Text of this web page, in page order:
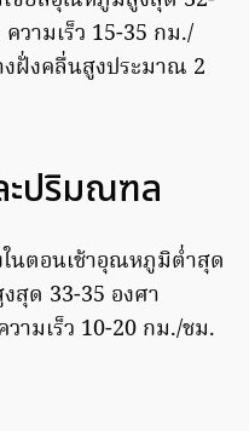
วามเร็ว 15-35 กม./
ฝั่งคลื่นสูงประมาณ 2
ะปริมณฑล
นตอนเช้าอุณหภูมิต่ำสุด
สุด 33-35 องศา
ามเร็ว 10-20 กม./ชม.